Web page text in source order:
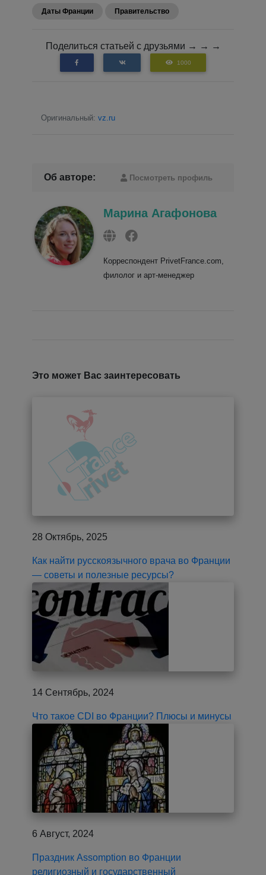
Даты Франции Правительство
Поделиться статьей с друзьями → → →
1000
Оригинальный: vz.ru
Об авторе: Посмотреть профиль
Марина Агафонова
Корреспондент PrivetFrance.com,
филолог и арт-менеджер
Это может Вас заинтересовать
28 Октябрь, 2025
Как найти русскоязычного врача во Франции
— советы и полезные ресурсы?
14 Сентябрь, 2024
Что такое CDI во Франции? Плюсы и минусы
6 Август, 2024
Праздник Assomption во Франции
религиозный и государственный